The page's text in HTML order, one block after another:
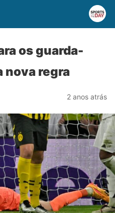
os guarda-
nova regra
2 anos atrás